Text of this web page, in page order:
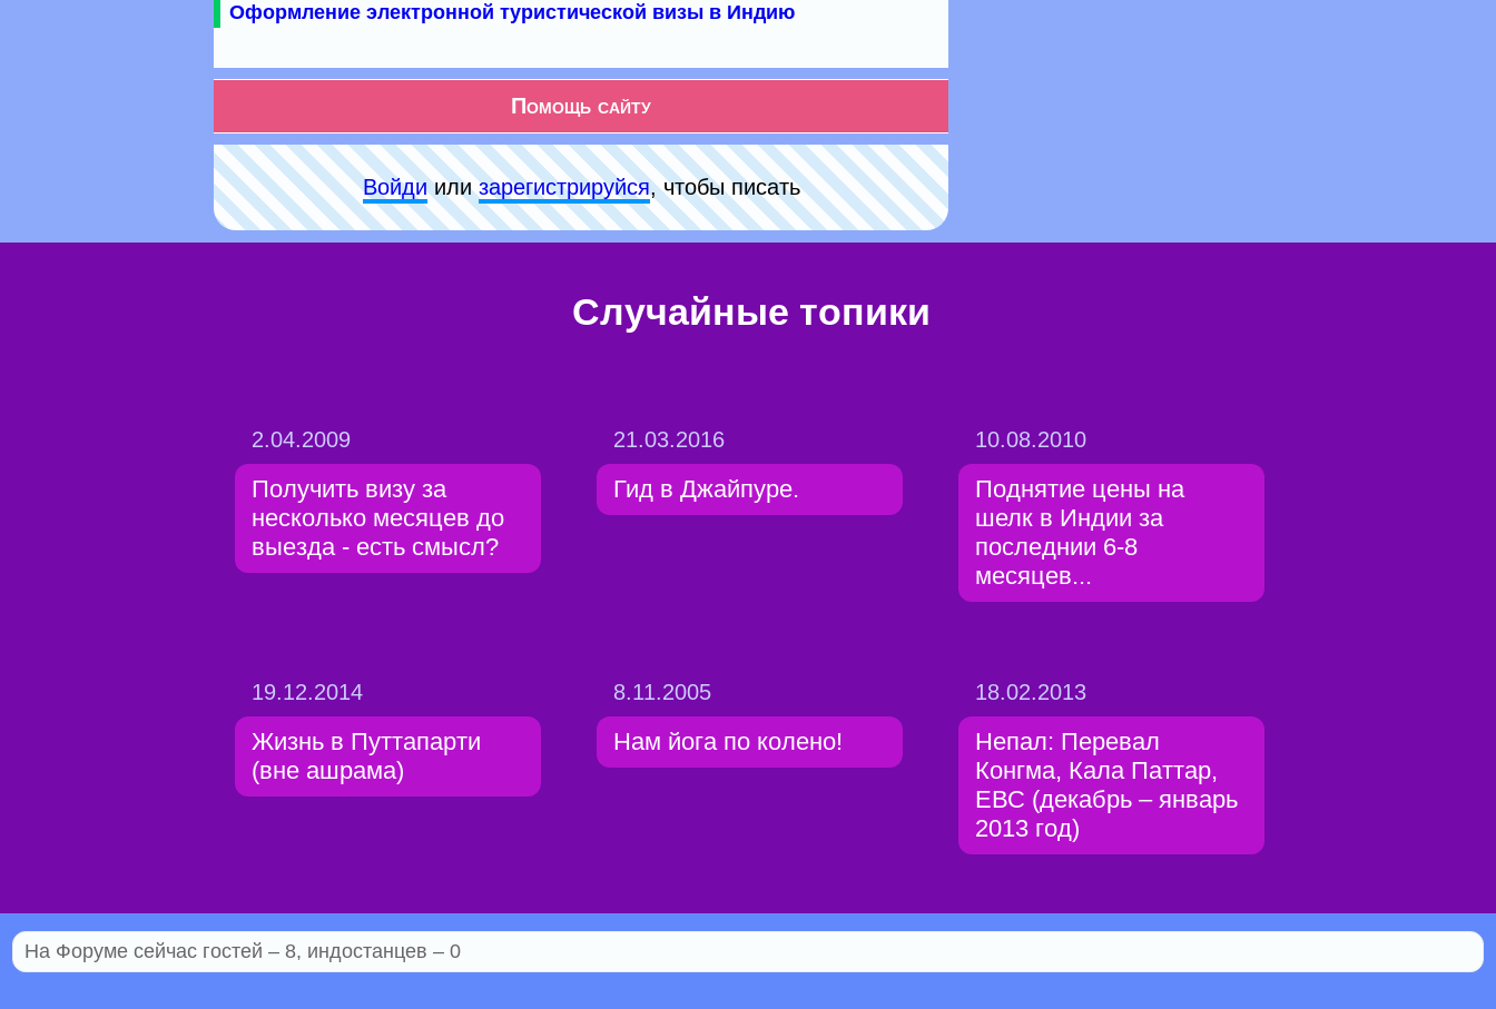
Оформление электронной туристической визы в Индию
Помощь сайту
Войдиилизарeгиcтpируйся, чтобы писать
Случайные топики
2.04.2009
Получить визу за
несколько месяцев до
выезда - есть смысл?
21.03.2016
Гид в Джайпуре.
10.08.2010
Поднятие цены на
шелк в Индии за
последнии 6-8
месяцев...
19.12.2014
Жизнь в Путтапарти
(вне ашрама)
8.11.2005
Нам йога по колено!
18.02.2013
Непал: Перевал
Конгма, Кала Паттар,
ЕВС (декабрь – январь
2013 год)
На Форуме сейчас гостей – 8, индостанцев – 0